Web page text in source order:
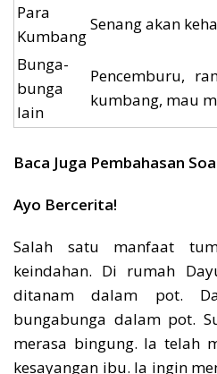
Para
Kumbang
Senang akan
Bunga-
bunga
lain
Pencemburu,
kumbang, mau
Baca Juga Pembahasan
Ayo Bercerita!
Salah satu manfaat
keindahan. Di rumah
ditanam dalam pot.
bungabunga dalam pot.
merasa bingung. Ia telah
kesayangan ibu. Ia ingin